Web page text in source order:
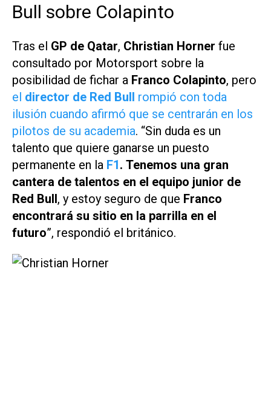
Bull sobre Colapinto
Tras el GP de Qatar, Christian Horner fue
consultado por Motorsport sobre la
posibilidad de fichar a Franco Colapinto, pero
el director de Red Bull rompió con toda
ilusión cuando afirmó que se centrarán en los
pilotos de su academia. “Sin duda es un
talento que quiere ganarse un puesto
permanente en la F1. Tenemos una gran
cantera de talentos en el equipo junior de
Red Bull, y estoy seguro de que Franco
encontrará su sitio en la parrilla en el
futuro”, respondió el británico.